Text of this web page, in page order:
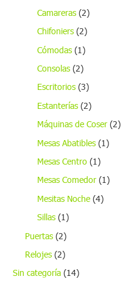
Camareras (2)
Chifoniers (2)
Cómodas (1)
Consolas (2)
Escritorios (3)
Estanterías (2)
Máquinas de Coser (2)
Mesas Abatibles (1)
Mesas Centro (1)
Mesas Comedor (1)
Mesitas Noche (4)
Sillas (1)
Puertas (2)
Relojes (2)
Sin categoría (14)